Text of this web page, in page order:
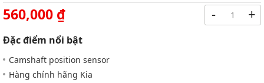
560,000 ₫
Đặc điểm nổi bật
Camshaft position sensor
Hàng chính hãng Kia
- +